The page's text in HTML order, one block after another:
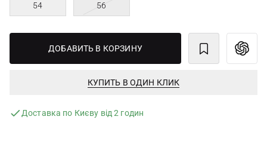
54 56
ДОБАВИТЬ В КОРЗИНУ
КУПИТЬ В ОДИН КЛИК
Доставка по Києву від 2 годин